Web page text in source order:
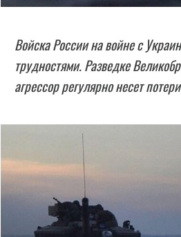
Войска России на войне с
трудностями. Разведке
агрессор регулярно несет